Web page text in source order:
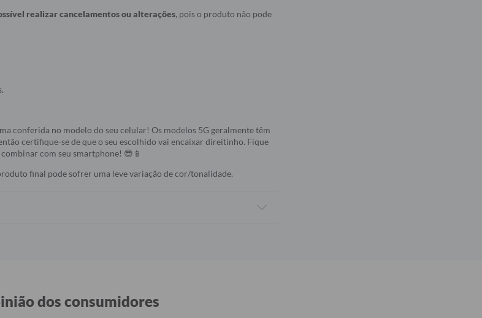
realizar cancelamentos ou alterações, pois o produto não pode
conferida no modelo do seu celular! Os modelos 5G geralmente têm
certifique-se de que o seu escolhido vai encaixar direitinho. Fique
com seu smartphone! 😎📱
final pode sofrer uma leve variação de cor/tonalidade.
dos consumidores